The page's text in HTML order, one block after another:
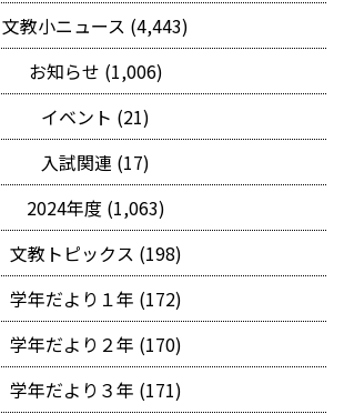
文教小ニュース (4,443)
お知らせ (1,006)
イベント (21)
入試関連 (17)
2024年度 (1,063)
文教トピックス (198)
学年だより１年 (172)
学年だより２年 (170)
学年だより３年 (171)